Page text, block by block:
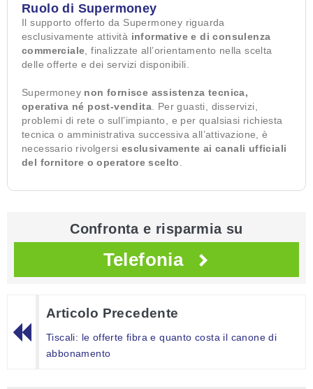
Ruolo di Supermoney
Il supporto offerto da Supermoney riguarda
esclusivamente attività informative e di consulenza
commerciale, finalizzate all’orientamento nella scelta
delle offerte e dei servizi disponibili.
Supermoney non fornisce assistenza tecnica,
operativa né post-vendita. Per guasti, disservizi,
problemi di rete o sull’impianto, e per qualsiasi richiesta
tecnica o amministrativa successiva all’attivazione, è
necessario rivolgersi esclusivamente ai canali ufficiali
del fornitore o operatore scelto.
Confronta e risparmia su
Telefonia
Articolo Precedente
Tiscali: le offerte fibra e quanto costa il canone di
abbonamento